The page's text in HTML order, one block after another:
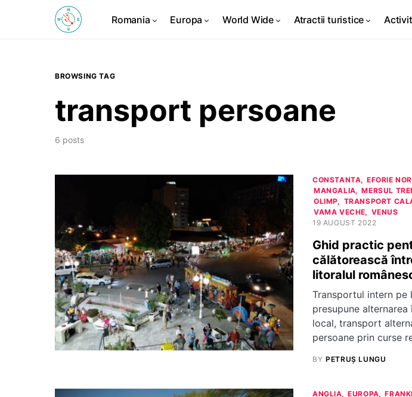
Romania Europa World Wide Atractii turistice
BROWSING TAG
transport persoane
6 posts
CONSTANTA EFORIE
MANGALIA
MERSUL
OLIMP
TRANSPORT
VAMA VECHE
VENUS
19 AUGUST 2022
Ghid practic
călătorească
litoralul
Transportul intern pe
presupune
local, transport
persoane prin curse
BY PETRUȘ LUNGU
ANGLIA EUROPA